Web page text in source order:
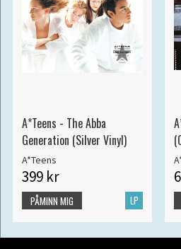
A*Teens - The Abba
Generation (Silver Vinyl)
A*Teens
399 kr
LP
PÅMINN MIG